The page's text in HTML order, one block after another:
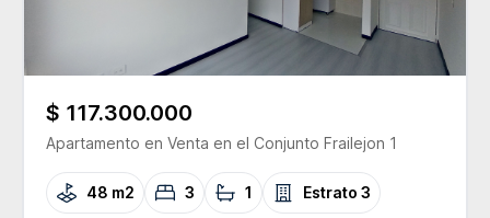
$ 117.300.000
Apartamento en Venta en el Conjunto Frailejon 1
48 m2 3 1 Estrato 3